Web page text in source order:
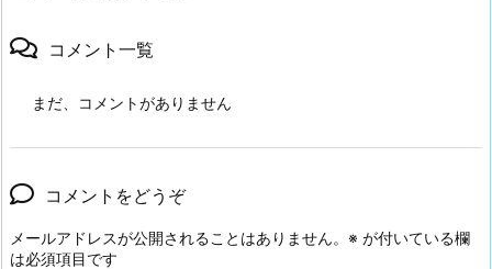
コメント一覧
まだ、コメントがありません
コメントをどうぞ
メールアドレスが公開されることはありません。 ※ が付いている欄
は必須項目です